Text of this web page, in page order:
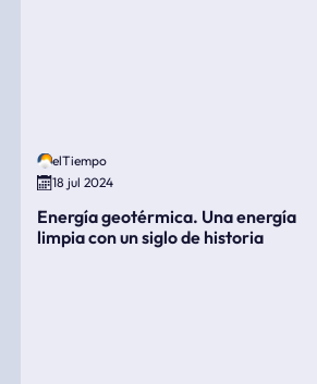
elTiempo
18 jul 2024
Energía geotérmica. Una energía
limpia con un siglo de historia